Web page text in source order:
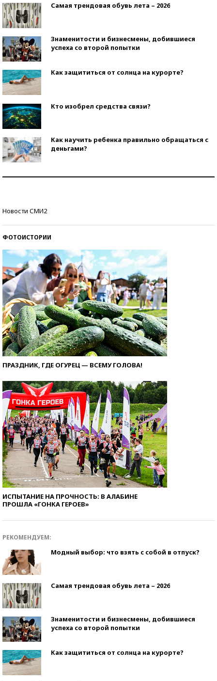
Самая трендовая обувь лета – 2026
Знаменитости и бизнесмены, добившиеся
успеха со второй попытки
Как защититься от солнца на курорте?
Кто изобрел средства связи?
Как научить ребенка правильно обращаться с
деньгами?
Новости СМИ2
ФОТОИСТОРИИ
ПРАЗДНИК, ГДЕ ОГУРЕЦ — ВСЕМУ ГОЛОВА!
ИСПЫТАНИЕ НА ПРОЧНОСТЬ: В АЛАБИНЕ
ПРОШЛА «ГОНКА ГЕРОЕВ»
РЕКОМЕНДУЕМ:
Модный выбор: что взять с собой в отпуск?
Самая трендовая обувь лета – 2026
Знаменитости и бизнесмены, добившиеся
успеха со второй попытки
Как защититься от солнца на курорте?